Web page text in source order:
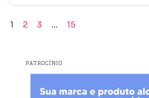
1 2 3 … 15
PATROCÍNIO